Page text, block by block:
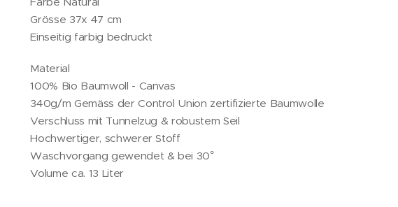
Grösse 37x 47 cm
Einseitig farbig bedruckt
Material
100% Bio Baumwoll - Canvas
340g/m Gemäss der Control Union zertifizierte Baumwolle
Verschluss mit Tunnelzug & robustem Seil
Hochwertiger, schwerer Stoff
Waschvorgang gewendet & bei 30°
Volume ca. 13 Liter